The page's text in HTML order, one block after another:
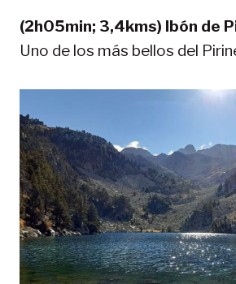
(2h05min; 3,4kms) Ibón de
Uno de los más bellos del